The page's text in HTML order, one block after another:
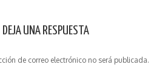
DEJA UNA RESPUESTA
de correo electrónico no será publicada.